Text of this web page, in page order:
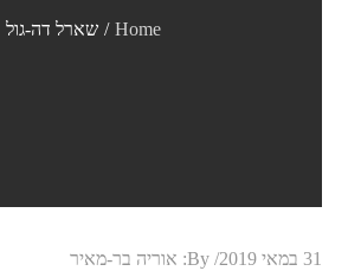
Home שארל דה-גול
Posted
31 במאי 2019 By: אוריה בר-מאיר